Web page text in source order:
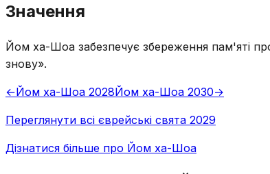
Значення
Йом ха-Шоа забезпечує збереження пам'яті
знову».
←Йом ха-Шоа 2028Йом ха-Шоа 2030→
Переглянути всі єврейські свята 2029
Дізнатися більше про Йом ха-Шоа